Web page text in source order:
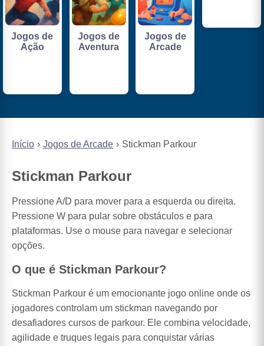
Início Jogos de Arcade Stickman Parkour
Stickman Parkour
Pressione A/D para mover para a esquerda ou direita.
Pressione W para pular sobre obstáculos e para
plataformas. Use o mouse para navegar e selecionar
opções.
O que é Stickman Parkour?
Stickman Parkour é um emocionante jogo online onde os
jogadores controlam um stickman navegando por
desafiadores cursos de parkour. Ele combina velocidade,
agilidade e truques legais para conquistar várias
Jogos de
Ação
Jogos de
Aventura
Jogos de
Arcade